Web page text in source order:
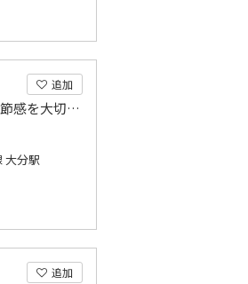
追加
その日仕入れた地元の旬な食材を取り込んだ会席など季節感を大切にしたお料理をご提供。
大分駅
追加